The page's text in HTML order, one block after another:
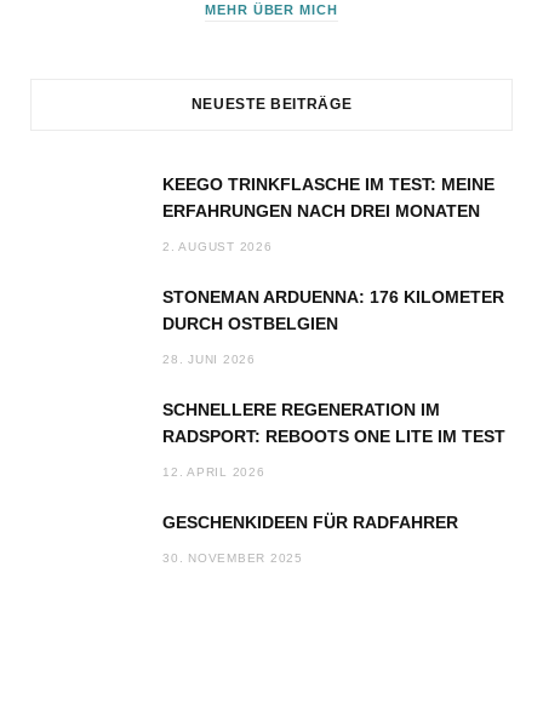
MEHR ÜBER MICH
NEUESTE BEITRÄGE
KEEGO TRINKFLASCHE IM TEST: MEINE
ERFAHRUNGEN NACH DREI MONATEN
2. AUGUST 2026
STONEMAN ARDUENNA: 176 KILOMETER
DURCH OSTBELGIEN
28. JUNI 2026
SCHNELLERE REGENERATION IM
RADSPORT: REBOOTS ONE LITE IM TEST
12. APRIL 2026
GESCHENKIDEEN FÜR RADFAHRER
30. NOVEMBER 2025